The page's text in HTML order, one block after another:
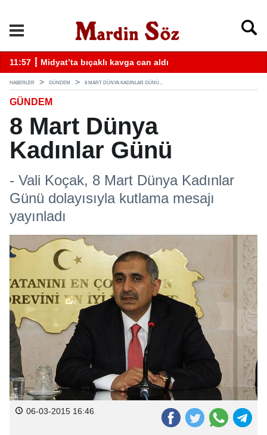
11:57 ┋ Midyat’ta bıçaklı kavga can aldı
HABERLER GÜNDEM 8 MART DÜNYA KADINLAR GÜNÜ...
GÜNDEM
8 Mart Dünya
Kadınlar Günü
- Vali Koçak, 8 Mart Dünya Kadınlar
Günü dolayısıyla kutlama mesajı
yayınladı
06-03-2015 16:46